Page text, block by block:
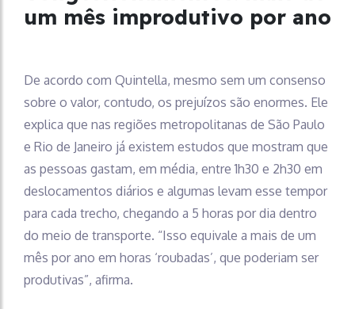
um mês improdutivo por ano
De acordo com Quintella, mesmo sem um consenso
sobre o valor, contudo, os prejuízos são enormes. Ele
explica que nas regiões metropolitanas de São Paulo
e Rio de Janeiro já existem estudos que mostram que
as pessoas gastam, em média, entre 1h30 e 2h30 em
deslocamentos diários e algumas levam esse tempor
para cada trecho, chegando a 5 horas por dia dentro
do meio de transporte. “Isso equivale a mais de um
mês por ano em horas ‘roubadas’, que poderiam ser
produtivas”, afirma.